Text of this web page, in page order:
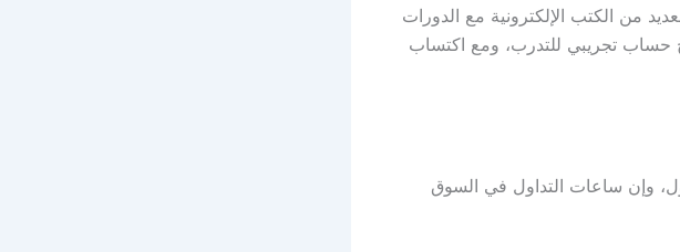
من الكتب الإلكترونية مع الدورات
حساب تجريبي للتدرب، ومع اكتساب
وإن ساعات التداول في السوق